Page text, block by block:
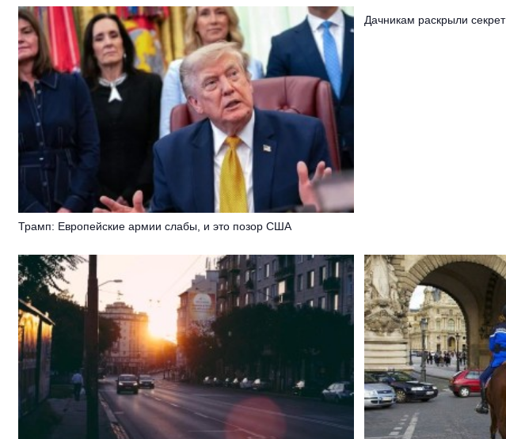
Трамп: Европейские армии слабы, и это позор США
Дачникам раскрыли